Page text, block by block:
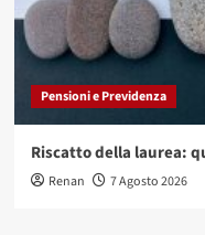
Pensioni e Previdenza
Riscatto della laurea:
Renan 7 Agosto 2026